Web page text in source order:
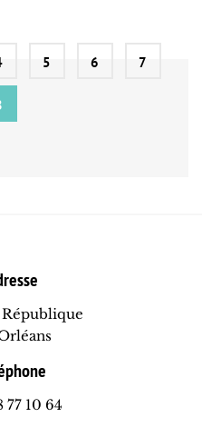
5 6 7
République
77 10 64